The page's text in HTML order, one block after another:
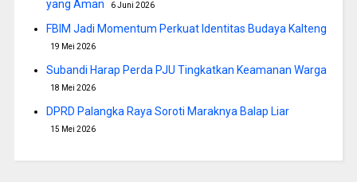
yang Aman 6 Juni 2026
FBIM Jadi Momentum Perkuat Identitas Budaya Kalteng
19 Mei 2026
Subandi Harap Perda PJU Tingkatkan Keamanan Warga
18 Mei 2026
DPRD Palangka Raya Soroti Maraknya Balap Liar
15 Mei 2026